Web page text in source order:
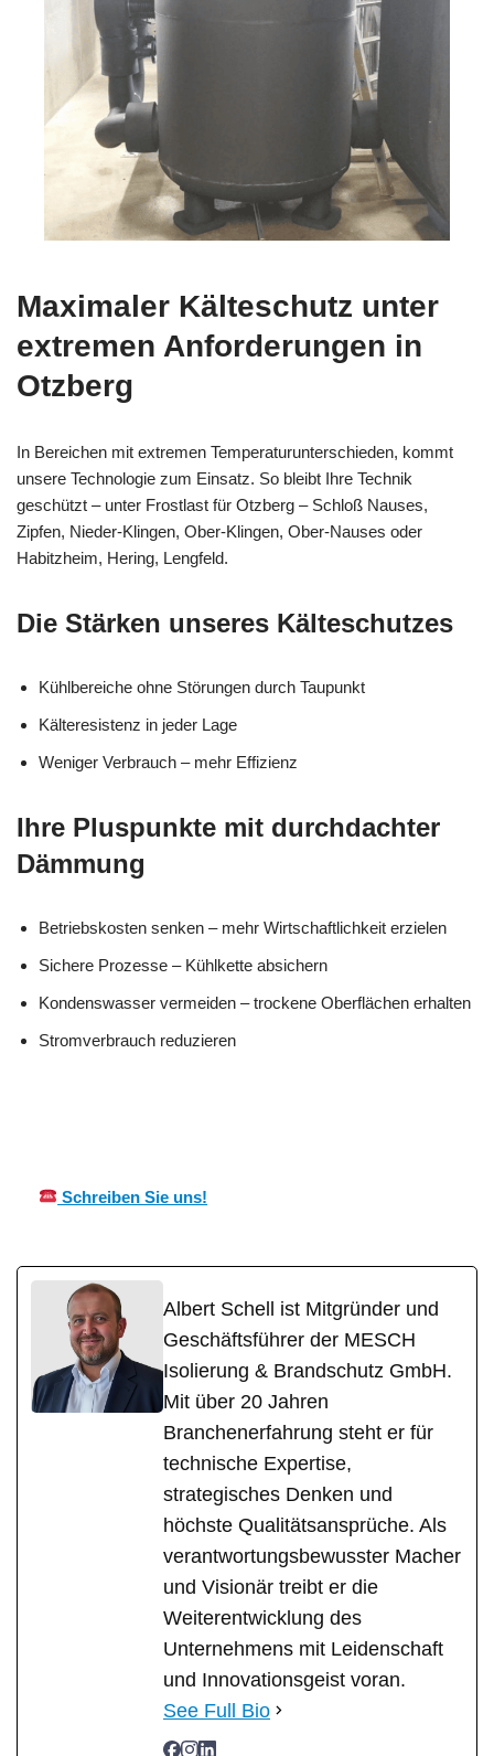
Maximaler Kälteschutz unter
extremen Anforderungen in
Otzberg
In Bereichen mit extremen Temperaturunterschieden, kommt
unsere Technologie zum Einsatz. So bleibt Ihre Technik
geschützt – unter Frostlast für Otzberg – Schloß Nauses,
Zipfen, Nieder-Klingen, Ober-Klingen, Ober-Nauses oder
Habitzheim, Hering, Lengfeld.
Die Stärken unseres Kälteschutzes
Kühlbereiche ohne Störungen durch Taupunkt
Kälteresistenz in jeder Lage
Weniger Verbrauch – mehr Effizienz
Ihre Pluspunkte mit durchdachter
Dämmung
Betriebskosten senken – mehr Wirtschaftlichkeit erzielen
Sichere Prozesse – Kühlkette absichern
Kondenswasser vermeiden – trockene Oberflächen erhalten
Stromverbrauch reduzieren
Schreiben Sie uns!
Albert Schell ist Mitgründer und
Geschäftsführer der MESCH
Isolierung & Brandschutz GmbH.
Mit über 20 Jahren
Branchenerfahrung steht er für
technische Expertise,
strategisches Denken und
höchste Qualitätsansprüche. Als
verantwortungsbewusster Macher
und Visionär treibt er die
Weiterentwicklung des
Unternehmens mit Leidenschaft
und Innovationsgeist voran.
See Full Bio